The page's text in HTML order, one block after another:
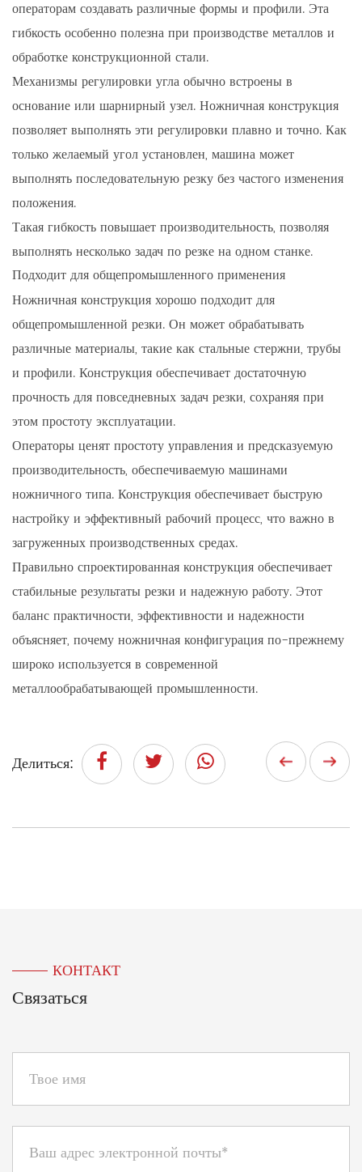
операторам создавать различные формы и профили. Эта
гибкость особенно полезна при производстве металлов и
обработке конструкционной стали.
Механизмы регулировки угла обычно встроены в
основание или шарнирный узел. Ножничная конструкция
позволяет выполнять эти регулировки плавно и точно. Как
только желаемый угол установлен, машина может
выполнять последовательную резку без частого изменения
положения.
Такая гибкость повышает производительность, позволяя
выполнять несколько задач по резке на одном станке.
Подходит для общепромышленного применения
Ножничная конструкция хорошо подходит для
общепромышленной резки. Он может обрабатывать
различные материалы, такие как стальные стержни, трубы
и профили. Конструкция обеспечивает достаточную
прочность для повседневных задач резки, сохраняя при
этом простоту эксплуатации.
Операторы ценят простоту управления и предсказуемую
производительность, обеспечиваемую машинами
ножничного типа. Конструкция обеспечивает быструю
настройку и эффективный рабочий процесс, что важно в
загруженных производственных средах.
Правильно спроектированная конструкция обеспечивает
стабильные результаты резки и надежную работу. Этот
баланс практичности, эффективности и надежности
объясняет, почему ножничная конфигурация по-прежнему
широко используется в современной
металлообрабатывающей промышленности.
Делиться:
КОНТАКТ
Связаться